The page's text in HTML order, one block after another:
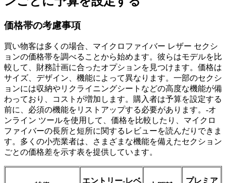
価格帯の考慮事項
買い物客は多くの場合、マイクロファイバー レザー セクシ
ョンの価格帯を調べることから始めます。彼らはモデルを比
較して、財務計画に合ったオプションを見つけます。価格は
サイズ、デザイン、機能によって異なります。一部のセクシ
ョンには収納やリクライニングシートなどの高度な機能が備
わっており、コストが増加します。購入者は予算を設定する
前に、必須の機能をリストアップする必要があります。-オ
ンライン ツールを使用して、価格を比較したり、マイクロ
ファイバーの長所と短所に関するレビューを読んだりできま
す。多くの小売業者は、さまざまな機能を備えたセクション
ごとの価格差を示す表を提供しています。
エントリー-レベ
プレミア